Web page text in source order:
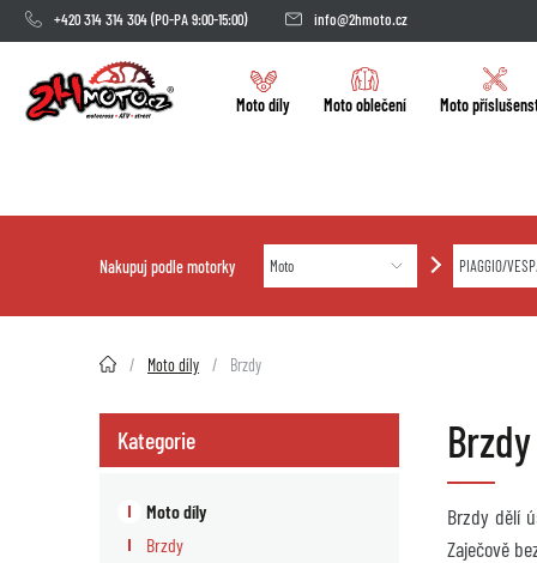
+420 314 314 304(PO-PA 9:00-15:00) info@2hmoto.cz
Moto díly Moto oblečení Moto
Nakupuj podle motorky
2HMOTO.cz Moto díly Brzdy
Kategorie
Moto díly
Brzdy
Brzdy dělí
Zaječově